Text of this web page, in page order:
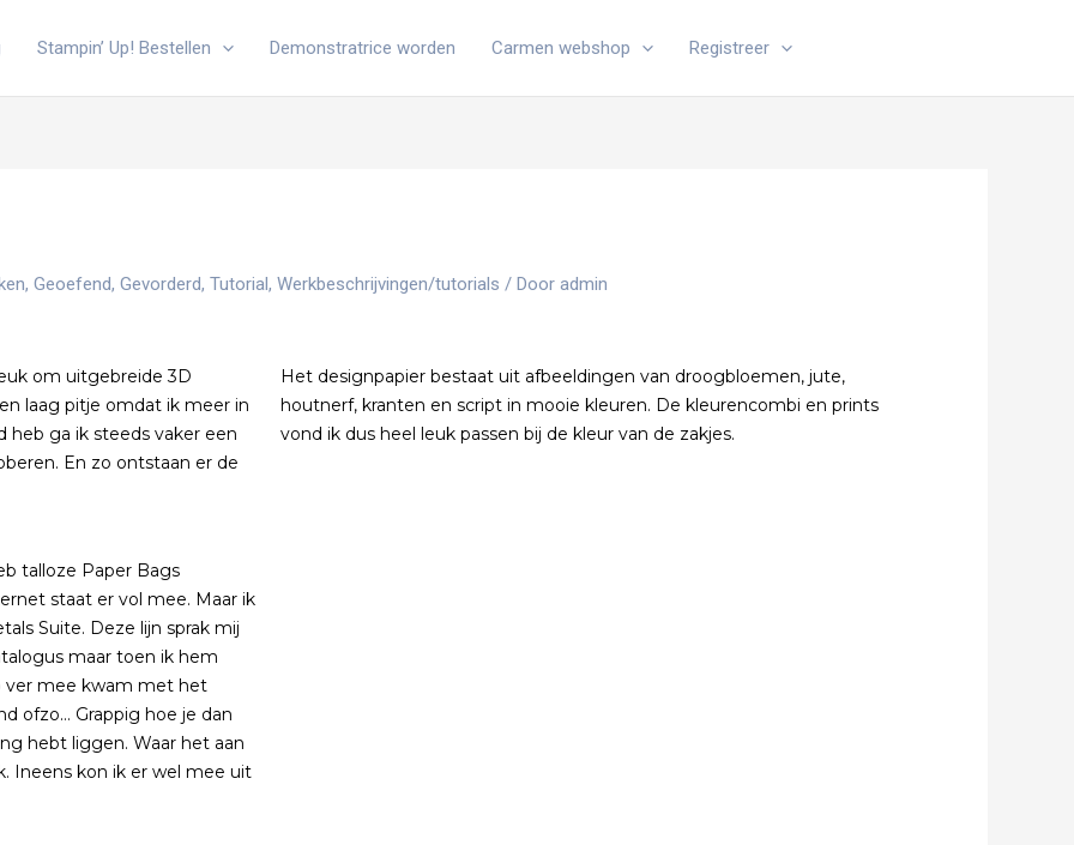
Stampin’ Up! Bestellen Demonstratrice worden Carmen webshop Registreer
, Geoefend, Gevorderd, Tutorial, Werkbeschrijvingen/tutorials / Door admin
om uitgebreide 3D
laag pitje omdat ik meer in
heb ga ik steeds vaker een
En zo ontstaan er de
talloze Paper Bags
staat er vol mee. Maar ik
Suite. Deze lijn sprak mij
maar toen ik hem
ver mee kwam met het
ofzo… Grappig hoe je dan
hebt liggen. Waar het aan
Ineens kon ik er wel mee uit
Het designpapier bestaat uit afbeeldingen van droogbloemen, jute,
houtnerf, kranten en script in mooie kleuren. De kleurencombi en prints
vond ik dus heel leuk passen bij de kleur van de zakjes.